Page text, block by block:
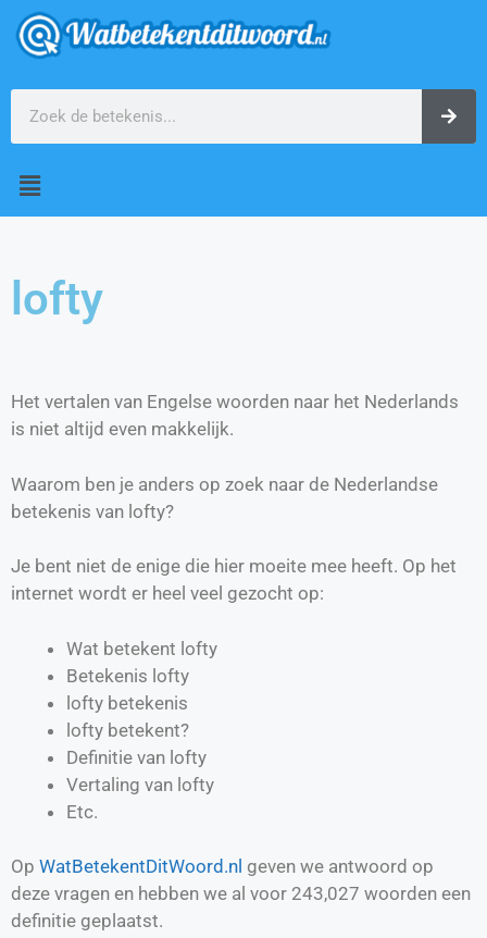
lofty
Het vertalen van Engelse woorden naar het Nederlands
is niet altijd even makkelijk.
Waarom ben je anders op zoek naar de Nederlandse
betekenis van lofty?
Je bent niet de enige die hier moeite mee heeft. Op het
internet wordt er heel veel gezocht op:
Wat betekent lofty
Betekenis lofty
lofty betekenis
lofty betekent?
Definitie van lofty
Vertaling van lofty
Etc.
Op WatBetekentDitWoord.nl geven we antwoord op
deze vragen en hebben we al voor 243,027 woorden een
definitie geplaatst.